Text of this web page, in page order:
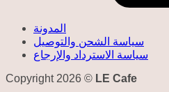
المدونة
سياسة الشحن والتوصيل
سياسة الاسترداد والإرجاع
Copyright 2026 © LE Cafe